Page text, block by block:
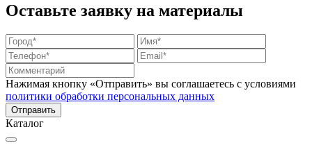
Оставьте заявку на материалы
Нажимая кнопку «Отправить» вы соглашаетесь с условиями
политики обработки персональных данных
Каталог